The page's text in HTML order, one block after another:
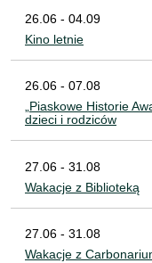
26.06 - 04.09
Kino letnie
26.06 - 07.08
„Piaskowe Historie
dzieci i rodziców
27.06 - 31.08
Wakacje z Biblioteką
27.06 - 31.08
Wakacje z